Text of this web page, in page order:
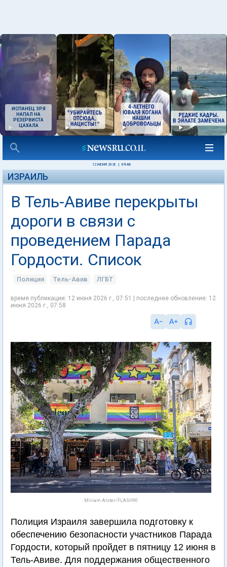
ИСПАНЕЦ ЗРЯ
НАПАЛ НА
РЕЗЕРВИСТА
ЦАХАЛА
12 ИЮНЯ 2026 09:46
ИЗРАИЛЬ
В Тель-Авиве перекрыты
дороги в связи с
проведением Парада
Гордости. Список
Полиция Тель-Авив ЛГБТ
время публикации: 12 июня 2026 г., 07:51 | последнее обновление: 12
июня 2026 г., 07:58
Miriam Alster/FLASH90
Полиция Израиля завершила подготовку к
обеспечению безопасности участников Парада
Гордости, который пройдет в пятницу 12 июня в
Тель-Авиве. Для поддержания общественного